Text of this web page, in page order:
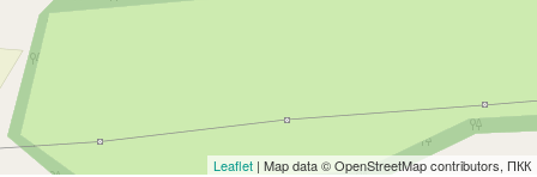
Leaflet | Map data © OpenStreetMap contributors, ПКК